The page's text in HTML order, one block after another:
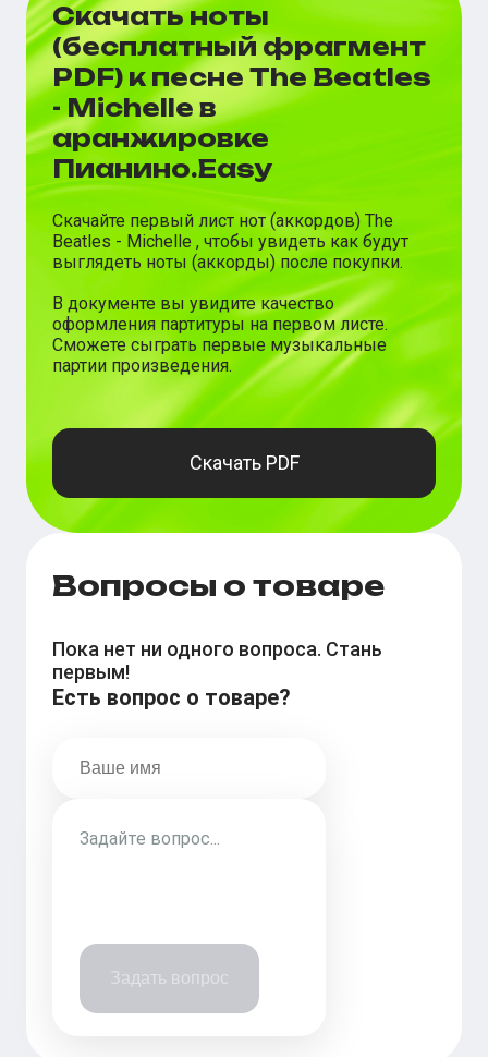
Скачать ноты
(бесплатный фрагмент
PDF) к песне The Beatles
- Michelle в
аранжировке
Пианино.Easy
Скачайте первый лист нот (аккордов) The
Beatles - Michelle , чтобы увидеть как будут
выглядеть ноты (аккорды) после покупки.
В документе вы увидите качество
оформления партитуры на первом листе.
Сможете сыграть первые музыкальные
партии произведения.
Скачать PDF
Вопросы о товаре
Пока нет ни одного вопроса. Стань
первым!
Есть вопрос о товаре?
Задать вопрос